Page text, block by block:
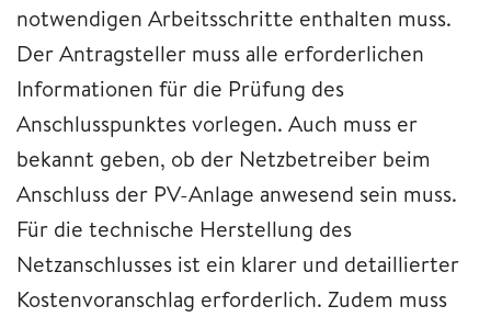
notwendigen Arbeitsschritte enthalten muss.
Der Antragsteller muss alle erforderlichen
Informationen für die Prüfung des
Anschlusspunktes vorlegen. Auch muss er
bekannt geben, ob der Netzbetreiber beim
Anschluss der PV-Anlage anwesend sein muss.
Für die technische Herstellung des
Netzanschlusses ist ein klarer und detaillierter
Kostenvoranschlag erforderlich. Zudem muss